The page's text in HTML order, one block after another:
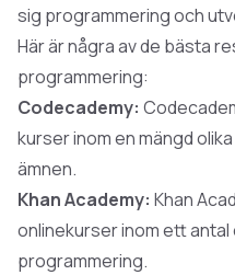
sig programmering och
Här är några av de bästa
programmering:
Codecademy:
kurser inom en mängd
ämnen.
Khan Academy: Khan
onlinekurser inom ett antal
programmering.